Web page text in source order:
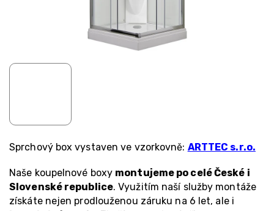
Sprchový box vystaven ve vzorkovně: ARTTEC s.r.o.
Naše koupelnové boxy montujeme po celé České i
Slovenské republice. Využitím naší služby montáže
získáte nejen prodlouženou záruku na 6 let, ale i